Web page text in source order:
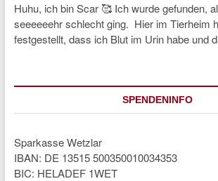
Huhu, ich bin Scar 🥰 Ich wurde gefunden,
seeeeeehr schlecht ging. Hier im Tierheim
festgestellt, dass ich Blut im Urin habe und
SPENDENINFO
Sparkasse Wetzlar
IBAN: DE 13515 500350010034353
BIC: HELADEF 1WET